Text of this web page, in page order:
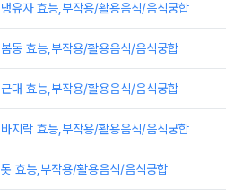
댕유자 효능,부작용/활용음식/음식궁합
봄동 효능,부작용/활용음식/음식궁합
근대 효능,부작용/활용음식/음식궁합
바지락 효능,부작용/활용음식/음식궁합
톳 효능,부작용/활용음식/음식궁합